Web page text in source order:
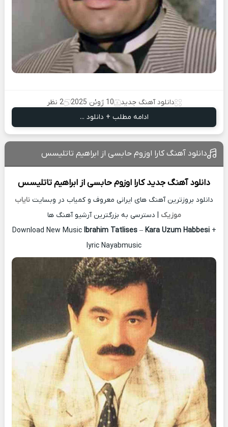
دانلود آهنگ جدید 10 ژوئن 2025
2 نظر
ادامه مطلب + دانلود ...
دانلود آهنگ کارا اوزوم حابسی از ابراهیم تاتلیسس
دانلود آهنگ جدیدکارا اوزوم حابسی ازابراهیم تاتلیسس
دانلود بروزترین آهنگ های ایرانی معروف و کمیاب در وبسایت نایاب
موزیک | دسترسی به بزرگترین آرشیو آهنگ ها
Download New Music Ibrahim Tatlises– Kara Uzum Habbesi+
lyric Nayabmusic